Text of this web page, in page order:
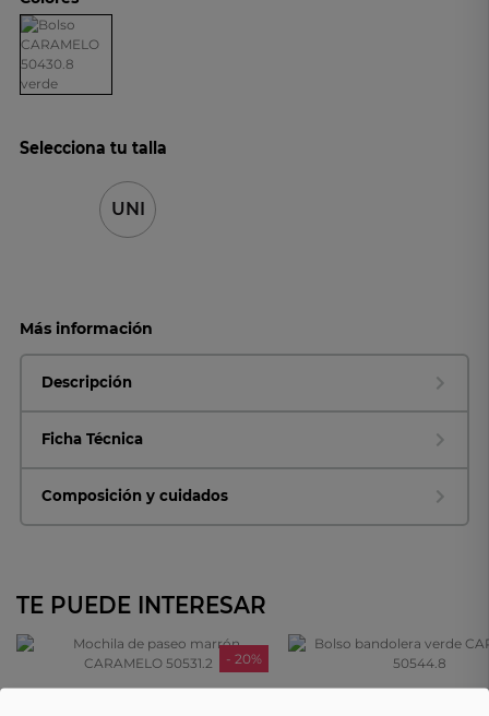
Selecciona tu talla
UNI
Más información
Descripción
Ficha Técnica
Composición y cuidados
TE PUEDE INTERESAR
- 20%
CARAMELO CARAMELO